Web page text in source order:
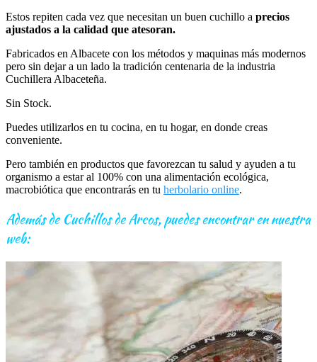
Estos repiten cada vez que necesitan un buen cuchillo a precios
ajustados a la calidad que atesoran.
Fabricados en Albacete con los métodos y maquinas más modernos
pero sin dejar a un lado la tradición centenaria de la industria
Cuchillera Albaceteña.
Sin Stock.
Puedes utilizarlos en tu cocina, en tu hogar, en donde creas
conveniente.
Pero también en productos que favorezcan tu salud y ayuden a tu
organismo a estar al 100% con una alimentación ecológica,
macrobiótica que encontrarás en tu herbolario online.
Además de Cuchillos de Arcos, puedes encontrar en nuestra
web: